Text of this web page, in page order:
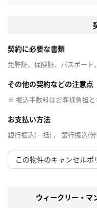
契約に必要な書類
免許証、保険証、パスポート
その他の契約などの注意点
※ 振込手数料はお客様負担と
お支払い方法
銀行振込(一括) 、 銀行振込(
この物件のキャンセルポ
ウィークリー・マ